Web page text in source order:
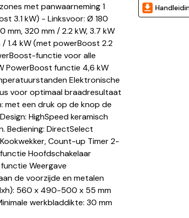
met panwaarneming 1
3.1 kW) - Linksvoor: Ø 180
mm, 320 mm / 2.2 kW, 3.7 kW
1.4 kW (met powerBoost 2.2
functie voor alle
PowerBoost functie 4,6 kW
Elektronische
voor optimaal braadresultaat
met een druk op de knop de
HighSpeed keramisch
Bediening: DirectSelect
Count-up Timer 2-
Hoofdschakelaar
Weergave
de voorzijde en metalen
560 x 490-500 x 55 mm
werkbladdikte: 30 mm